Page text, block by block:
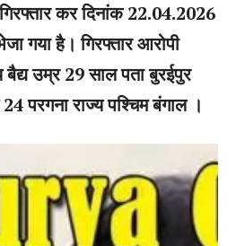
कर दिनांक 22.04.2026
गया है। गिरफ्तार आरोपी
उम्र 29 साल पता बुरईपुर
परगना राज्य पश्चिम बंगाल ।